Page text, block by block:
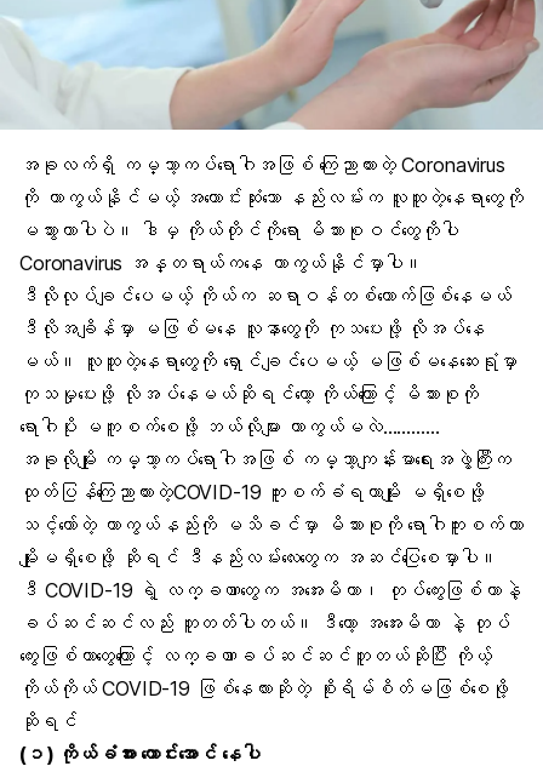
အခုလက်ရှိ ကမ္ဘာ့ကပ်ရောဂါအဖြစ် ကြေညာထားတဲ့ Coronavirus
ကို ကာကွယ်နိုင်မယ့် အကောင်းဆုံးသော နည်းလမ်းက လူထူတဲ့နေရာတွေကို
မသွားတာပါပဲ။ ဒါမှ ကိုယ်တိုင်ကိုရော
မိသားစုဝင်တွေ ကိုပါ
Coronavirus အန္တရာယ်ကနေ ကာကွယ်နိုင်မှာပါ။
ဒီလိုလုပ်ချင်ပေမယ့် ကိုယ်က ဆရာဝန် တစ်ယောက်ဖြစ်နေမယ်
ဒီလိုအချိန်မှာ မဖြစ်မနေ လူနာတွေကို ကုသပေးဖို့ လိုအပ်နေ
မယ်။ လူထူတဲ့နေရာတွေကို ရှောင်ချင်ပေမယ့် မဖြစ်မနေဆေးရုံမှာ
ကုသမှုပေးဖို့ လိုအပ်နေမယ်ဆိုရင်တော့ ကိုယ်ကြောင့် မိသားစုကို
ရောဂါပိုး မကူစက်စေဖို့ ဘယ်လိုများ ကာကွယ်မလဲ…………
အခုလိုမျိုး ကမ္ဘာ့ကပ်ရောဂါအဖြစ် ကမ္ဘာ့ကျန်းမာရေးအဖွဲ့ကြီးက
ထုတ်ပြန်ကြေညာထားတဲ့COVID-19 ကူးစက်ခံရတာမျိုး မရှိစေဖို့
သင့်တော်တဲ့ ကာကွယ်နည်းကို မသိခင်မှာ မိသားစုကို ရောဂါကူးစက်တာ
မျိုးမရှိစေဖို့ ဆိုရင် ဒီနည်းလမ်းလေးတွေက အဆင်ပြေစေမှာပါ။
ဒီ COVID-19 ရဲ့ လက္ခဏာတွေက အအေးမိ တာ၊ တုပ်ကွေးဖြစ်တာနဲ့
ခပ်ဆင်ဆင်လည်း တူတတ်ပါတယ်။ ဒီတော့ အအေးမိတာ နဲ့ တုပ်
ကွေးဖြစ်တာတွေကြောင့် လက္ခဏာခပ်ဆင်ဆင်တူတယ်ဆိုပြီး ကိုယ့်
ကိုယ်ကိုယ် COVID-19 ဖြစ်နေလားဆိုတဲ့ စိုးရိမ်စိတ်မဖြစ်စေဖို့
ဆိုရင်
(၁) ကိုယ်ခံအားကောင်းအောင် နေပါ